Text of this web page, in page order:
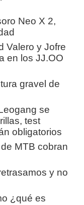
Neo X 2,
Valero y Jofre
en los JJ.OO
gravel de
se
test
obligatorios
MTB cobran
y no
¿qué es